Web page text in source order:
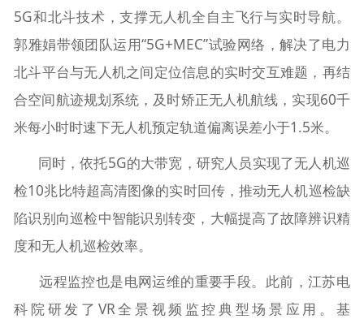
5G和北斗技术，支撑无人机全自主飞行与实时导航。
郭雅娟带领团队运用“5G+MEC”试验网络，解决了电力
北斗平台与无人机之间定位信息的实时交互难题，再结
合空间航迹规划系统，及时矫正无人机航线，实现60千
米每小时时速下无人机预定轨道偏离误差小于1.5米。
同时，依托5G的大带宽，研究人员实现了无人机巡
检10兆比特超高清图像的实时回传，推动无人机巡检缺
陷识别向巡检中智能识别转变，大幅提高了故障辨识精
度和无人机巡检效率。
远程监控也是电网运维的重要手段。此前，江苏电
科院研发了VR全景视频监控典型场景应用。基